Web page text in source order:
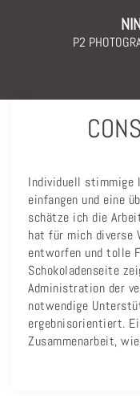
P2
Individuell stimmige
einfangen und eine
schätze ich die
hat für mich diverse
entworfen und tolle
Schokoladenseite
Administration der
notwendige
ergebnisorientiert.
Zusammenarbeit,